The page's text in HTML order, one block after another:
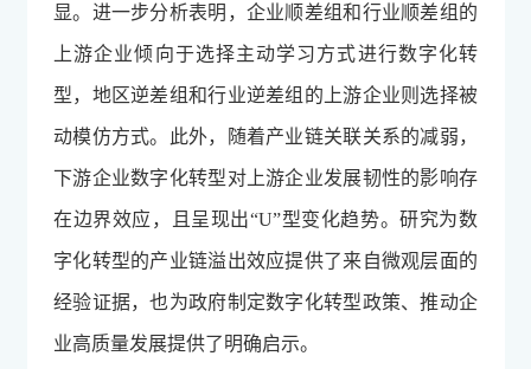
显。进一步分析表明，企业顺差组和行业顺差组的
上游企业倾向于选择主动学习方式进行数字化转
型，地区逆差组和行业逆差组的上游企业则选择被
动模仿方式。此外，随着产业链关联关系的减弱，
下游企业数字化转型对上游企业发展韧性的影响存
在边界效应，且呈现出“U”型变化趋势。研究为数
字化转型的产业链溢出效应提供了来自微观层面的
经验证据，也为政府制定数字化转型政策、推动企
业高质量发展提供了明确启示。